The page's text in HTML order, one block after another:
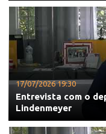
17/07/2026 19:30
Entrevista com o
Lindenmeyer